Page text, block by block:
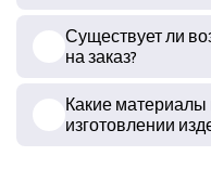
Существует ли
на заказ?
Какие материалы
изготовлении